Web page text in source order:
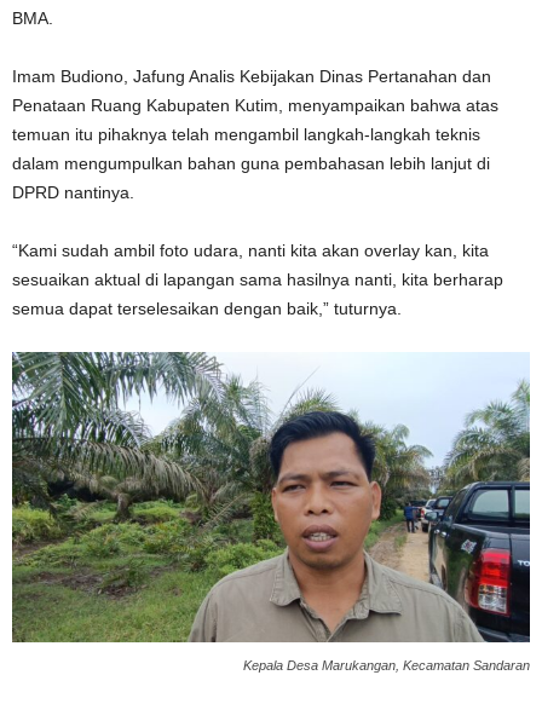
BMA.
Imam Budiono, Jafung Analis Kebijakan Dinas Pertanahan dan
Penataan Ruang Kabupaten Kutim, menyampaikan bahwa atas
temuan itu pihaknya telah mengambil langkah-langkah teknis
dalam mengumpulkan bahan guna pembahasan lebih lanjut di
DPRD nantinya.
“Kami sudah ambil foto udara, nanti kita akan overlay kan, kita
sesuaikan aktual di lapangan sama hasilnya nanti, kita berharap
semua dapat terselesaikan dengan baik,” tuturnya.
Kepala Desa Marukangan, Kecamatan Sandaran